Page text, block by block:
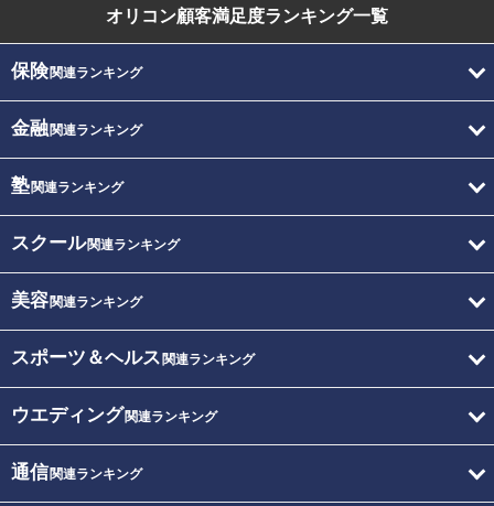
オリコン顧客満足度ランキング一覧
保険関連ランキング
金融関連ランキング
塾関連ランキング
スクール関連ランキング
美容関連ランキング
スポーツ＆ヘルス 関連ランキング
ウエディング関連ランキング
通信関連ランキング